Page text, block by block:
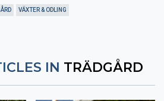
VÄXTER & ODLING
IN TRÄDGÅRD